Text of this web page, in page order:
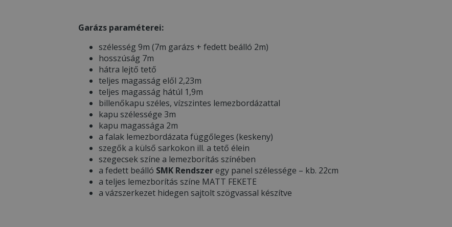
Garázs paraméterei:
szélesség 9m (7m garázs + fedett beálló 2m)
hosszúság 7m
hátra lejtő tető
teljes magasság elől 2,23m
teljes magasság hátúl 1,9m
billenőkapu széles, vízszintes lemezbordázattal
kapu szélessége 3m
kapu magassága 2m
a falak lemezbordázata függőleges (keskeny)
szegők a külső sarkokon ill. a tető élein
szegecsek színe a lemezborítás színében
a fedett beálló SMK Rendszeregy panel szélessége – kb. 22cm
a teljes lemezborítás színe MATT FEKETE
a vázszerkezet hidegen sajtolt szögvassal készítve